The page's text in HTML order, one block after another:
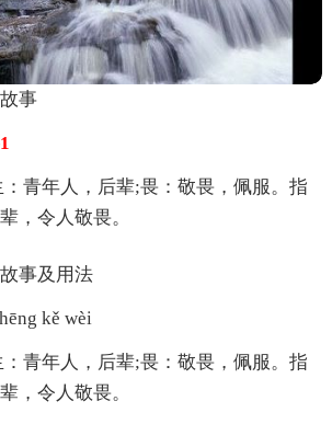
事
：青年人，后辈;畏：敬畏，佩服。指
，令人敬畏。
事及用法
kě wèi
：青年人，后辈;畏：敬畏，佩服。指
，令人敬畏。